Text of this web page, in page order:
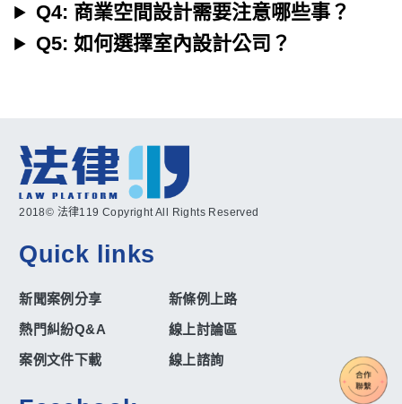
Q4: 商業空間設計需要注意哪些事？
Q5: 如何選擇室內設計公司？
2018© 法律119 Copyright All Rights Reserved
Quick links
新聞案例分享
新條例上路
熱門糾紛Q&A
線上討論區
案例文件下載
線上諮詢